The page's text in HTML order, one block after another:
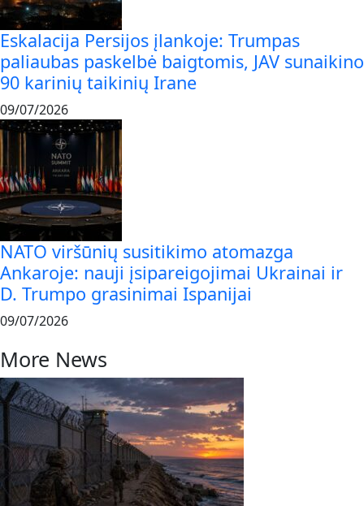
Eskalacija Persijos įlankoje: Trumpas
paliaubas paskelbė baigtomis, JAV sunaikino
90 karinių taikinių Irane
09/07/2026
NATO viršūnių susitikimo atomazga
Ankaroje: nauji įsipareigojimai Ukrainai ir
D. Trumpo grasinimai Ispanijai
09/07/2026
More News